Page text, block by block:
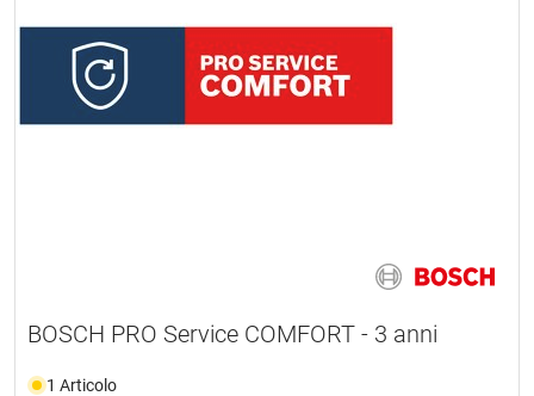
BOSCH PRO Service COMFORT - 3 anni
1 Articolo